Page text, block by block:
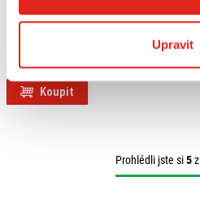
Upravit
2 169 Kč s DPH
Na objednávku
Koupit
Prohlédli jste si5z